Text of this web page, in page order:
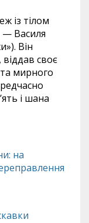
із тілом
— Василя
Він
своє
мирного
і шана
на